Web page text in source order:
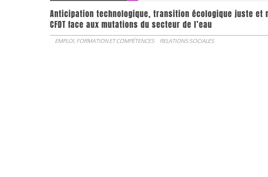
Anticipation technologique, transition écologique juste et
CFDT face aux mutations du secteur de l’eau
EMPLOI, FORMATION ET COMPÉTENCES RELATIONS SOCIALES